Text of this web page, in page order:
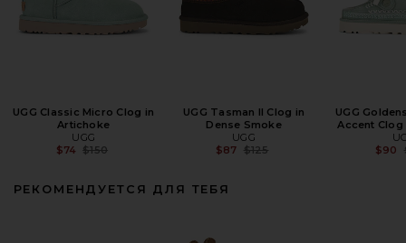
UGG Classic Micro Clog in
Artichoke
UGG
$74 Previous price:
$150
UGG Tasman II Clog in
Dense Smoke
UGG
$87 Previous price:
$125
UGG
Accent
$90
РЕКОМЕНДУЕТСЯ ДЛЯ ТЕБЯ